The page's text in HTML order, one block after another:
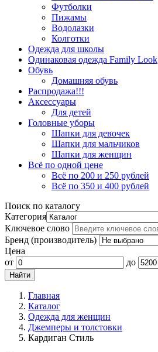
Футболки
Пижамы
Водолазки
Колготки
Одежда для школы
Одинаковая одежда Family Look
Обувь
Домашняя обувь
Распродажа!!!
Аксессуары
Для детей
Головные уборы
Шапки для девочек
Шапки для мальчиков
Шапки для женщин
Всё по одной цене
Всё по 200 и 250 рублей
Всё по 350 и 400 рублей
Поиск по каталогу
Категория
Ключевое слово
Бренд (производитель)
Цена
от
до
Главная
Каталог
Одежда для женщин
Джемперы и толстовки
Кардиган Стиль